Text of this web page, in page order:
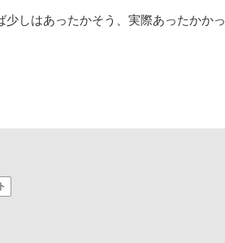
少しはあったかそう、実際あったかかっ